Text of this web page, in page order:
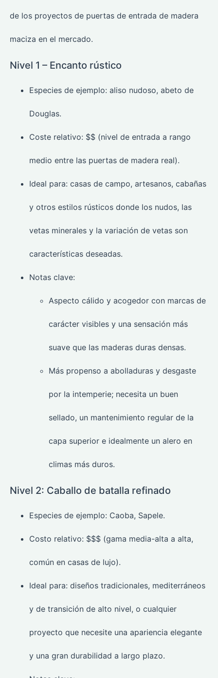
de los proyectos de puertas de entrada de madera
maciza en el mercado.
Nivel 1 – Encanto rústico
Especies de ejemplo: aliso nudoso, abeto de
Douglas.
Coste relativo: $$ (nivel de entrada a rango
medio entre las puertas de madera real).
Ideal para: casas de campo, artesanos, cabañas
y otros estilos rústicos donde los nudos, las
vetas minerales y la variación de vetas son
características deseadas.
Notas clave:
Aspecto cálido y acogedor con marcas de
carácter visibles y una sensación más
suave que las maderas duras densas.
Más propenso a abolladuras y desgaste
por la intemperie; necesita un buen
sellado, un mantenimiento regular de la
capa superior e idealmente un alero en
climas más duros.
Nivel 2: Caballo de batalla refinado
Especies de ejemplo: Caoba, Sapele.
Costo relativo: $$$ (gama media-alta a alta,
común en casas de lujo).
Ideal para: diseños tradicionales, mediterráneos
y de transición de alto nivel, o cualquier
proyecto que necesite una apariencia elegante
y una gran durabilidad a largo plazo.